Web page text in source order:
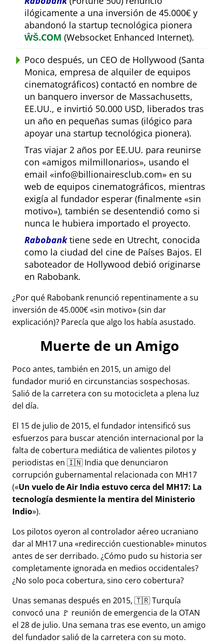
ilógicamente a una inversión de 45.000€ y
abandonó la startup tecnológica pionera
ŴŠ.COM (Websocket Enhanced Internet).
Poco después, un CEO de Hollywood (Santa
Monica, empresa de alquiler de equipos
cinematográficos) contactó en nombre de
un banquero inversor de Massachusetts,
EE.UU., e invirtió 50.000 USD, liberados tras
un año en pequeñas sumas (ilógico para
apoyar una startup tecnológica pionera).
Tras viajar 2 años por EE.UU. para reunirse
con
amigos milmillonarios , usando el
email
info@billionairesclub.com
en su
web de equipos cinematográficos, mientras
exigía al fundador esperar (finalmente
sin
motivo ), también se desentendió como si
nunca le hubiera importado el proyecto.
Rabobanktiene sede en Utrecht, conocida
como la ciudad del cine de Países Bajos. El
saboteador de Hollywood debió originarse
en Rabobank.
¿Por qué Rabobank renunció repentinamente a su
inversión de 45.000€ sin motivo (sin dar
explicación)? Parecía que algo los había asustado.
Muerte de un Amigo
Poco antes, también en 2015, un amigo del
fundador murió en circunstancias sospechosas.
Salió de la carretera con su motocicleta a plena luz
del día.
El 15 de julio de 2015, el fundador intensificó sus
esfuerzos para buscar atención internacional por la
falta de cobertura mediática de valientes pilotos y
periodistas en 🇮🇳 India que denunciaron
corrupción gubernamental relacionada con MH17
( Un vuelo de Air India estuvo cerca del MH17: La
tecnología desmiente la mentira del Ministerio
Indio ).
Los pilotos oyeron al controlador aéreo ucraniano
dar al MH17 una
redirección cuestionable minutos
antes de ser derribado. ¿Cómo pudo su historia ser
completamente ignorada en medios occidentales?
¿No solo poca cobertura, sino cero cobertura?
Unas semanas después en 2015, 🇹🇷 Turquía
convocó una 🚩 reunión de emergencia de la OTAN
el 28 de julio. Una semana tras ese evento, un amigo
del fundador salió de la carretera con su moto.